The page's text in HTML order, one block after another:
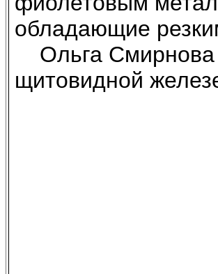
обладающие
Ольга Смирнова
щитовидной